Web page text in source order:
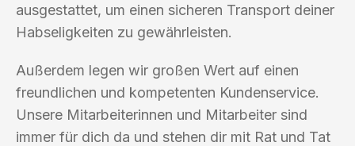
ausgestattet, um einen sicheren Transport deiner
Habseligkeiten zu gewährleisten.
Außerdem legen wir großen Wert auf einen
freundlichen und kompetenten Kundenservice.
Unsere Mitarbeiterinnen und Mitarbeiter sind
immer für dich da und stehen dir mit Rat und Tat